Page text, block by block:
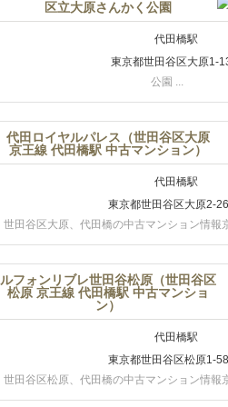
区立大原さんかく公園
代田橋駅
東京都世田谷区大原1-
公園 ...
代田ロイヤルパレス（世田谷区大原
京王線 代田橋駅 中古マンション）
代田橋駅
東京都世田谷区大原2-
世田谷区大原、代田橋の中古マンション情報
ルフォンリブレ世田谷松原（世田谷区
松原 京王線 代田橋駅 中古マンショ
ン）
代田橋駅
東京都世田谷区松原1-
世田谷区松原、代田橋の中古マンション情報